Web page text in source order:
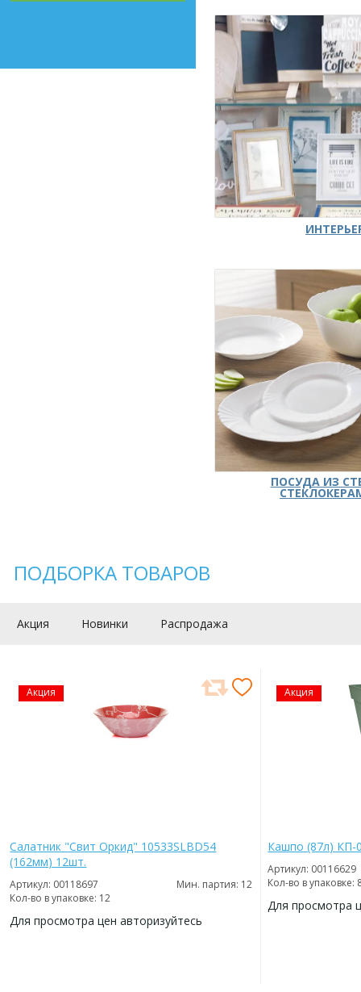
ПОСУДА ИЗ
ПОДБОРКА ТОВАРОВ
Акция Новинки Распродажа
Акция
Салатник "Свит Оркид" 10533SLBD54
(162мм) 12шт.
Артикул: 00118697
Мин. партия: 12
Кол-во в упаковке: 12
Для просмотра цен авторизуйтесь
Акция
Кашпо (87л) КП-
Артикул: 00116629
Кол-во в упаковке:
Для просмотра